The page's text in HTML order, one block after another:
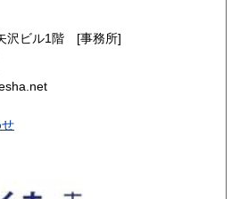
円
円
沢ビル1階 [事務所]